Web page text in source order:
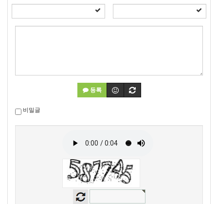
등록
비밀글